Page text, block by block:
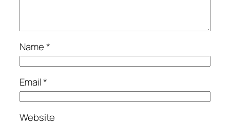
Name*
Email*
Website